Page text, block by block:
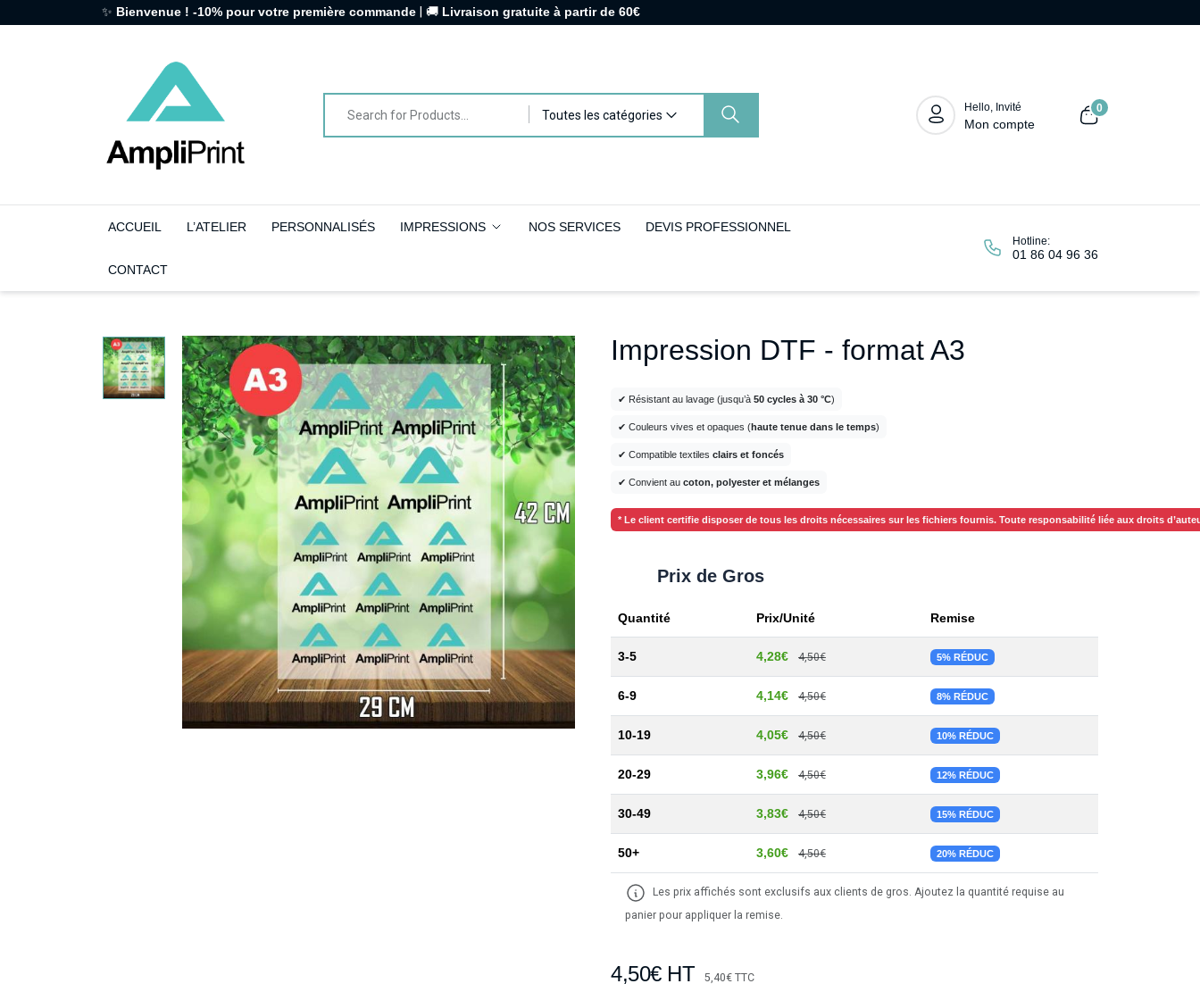
✨ Bienvenue ! -10% pour votre première commande | 🚚 Livraison gratuite à partir de 60€
Toutes les catégories
Hello, Invité
Mon compte
0
ACCUEIL L’ATELIER PERSONNALISÉS IMPRESSIONS NOS SERVICES DEVIS PROFESSIONNEL
CONTACT
Hotline:
01 86 04 96 36
Impression DTF - format A3
✔ Résistant au lavage (jusqu’à 50 cycles à 30 °C)
✔ Couleurs vives et opaques (haute tenue dans le temps)
✔ Compatible textiles clairs et foncés
✔ Convient au coton, polyester et mélanges
* Le client certifie disposer de tous les droits nécessaires sur les fichiers fournis. Toute responsabilité liée aux droits
Prix de Gros
Quantité Prix/Unité Remise
3-5 4,28€ 4,50€ 5% RÉDUC
6-9 4,14€ 4,50€ 8% RÉDUC
10-19 4,05€ 4,50€ 10% RÉDUC
20-29 3,96€ 4,50€ 12% RÉDUC
30-49 3,83€ 4,50€ 15% RÉDUC
50+ 3,60€ 4,50€ 20% RÉDUC
Les prix affichés sont exclusifs aux clients de gros. Ajoutez la quantité requise au
panier pour appliquer la remise.
4,50€ HT 5,40€ TTC